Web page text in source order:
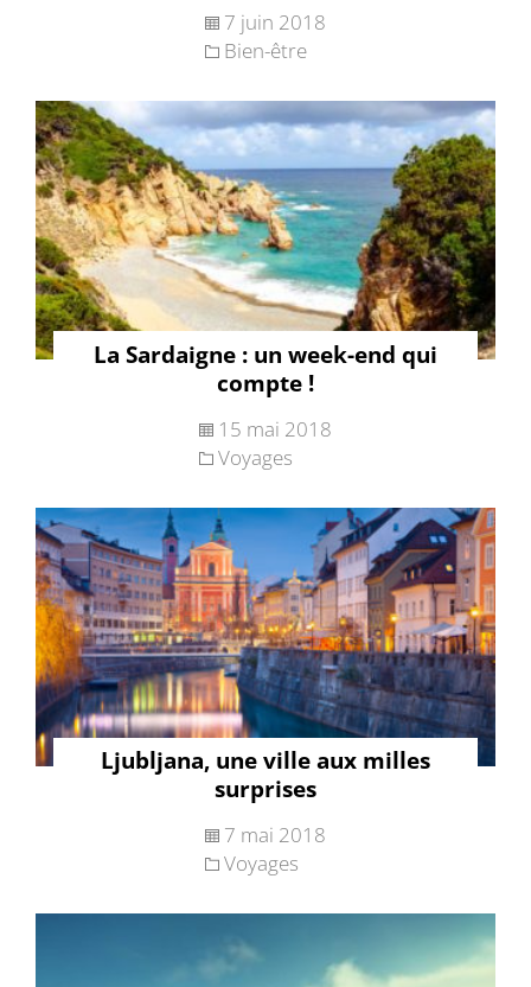
7 juin 2018
Bien-être
La Sardaigne : un week-end qui
compte !
15 mai 2018
Voyages
Ljubljana, une ville aux milles
surprises
7 mai 2018
Voyages